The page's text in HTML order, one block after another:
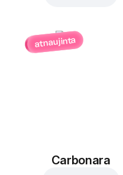
atnaujinta
Carbonara